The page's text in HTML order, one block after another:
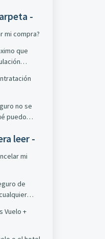
-
mi compra?
que
no se
puedo
leer -
mi
de
Vuelo +